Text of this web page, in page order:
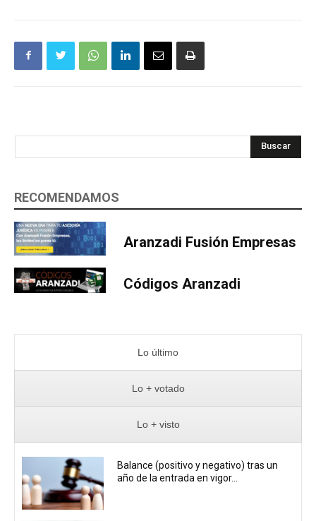
Buscar
RECOMENDAMOS
Aranzadi Fusión Empresas
Códigos Aranzadi
Lo último
Lo + votado
Lo + visto
Balance (positivo y negativo) tras un
año de la entrada en vigor...